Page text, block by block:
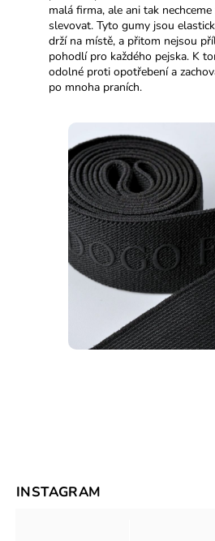
malá firma, ale ani tak
slevovat. Tyto gumy jsou
drží na místě, a přitom nejsou
pohodlí pro každého pejska. K
odolné proti opotřebení a
po mnoha praních.
INSTAGRAM